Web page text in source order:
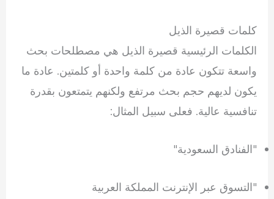
كلمات قصيرة الذيل
الكلمات الرئيسية قصيرة الذيل هي مصطلحات بحث
واسعة تتكون عادة من كلمة واحدة أو كلمتين. عادة ما
يكون لديهم حجم بحث مرتفع ولكنهم يتمتعون بقدرة
تنافسية عالية. فعلى سبيل المثال:
"الفنادق السعودية"
"التسوق عبر الإنترنت المملكة العربية